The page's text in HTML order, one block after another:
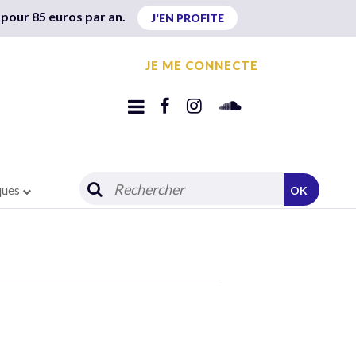
85 euros par an. J'EN PROFITE
JE ME CONNECTE
OK